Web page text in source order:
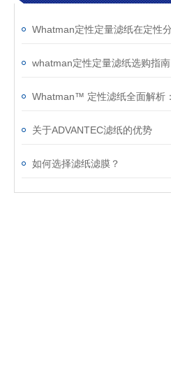
whatman定性定量滤纸选购指南
关于ADVANTEC滤纸的优势
如何选择滤纸滤膜？